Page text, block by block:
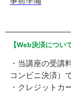
【Web決済について
・当講座の受講
コンビニ決済）
・クレジットカ